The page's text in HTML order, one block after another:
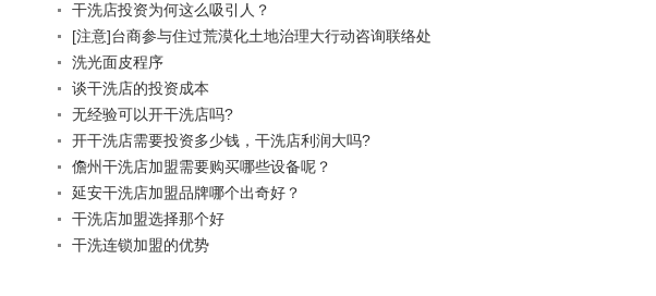
干洗店投资为何这么吸引人？
[注意]台商参与住过荒漠化土地治理大行动咨询联络处
洗光面皮程序
谈干洗店的投资成本
无经验可以开干洗店吗?
开干洗店需要投资多少钱，干洗店利润大吗?
儋州干洗店加盟需要购买哪些设备呢？
延安干洗店加盟品牌哪个出奇好？
干洗店加盟选择那个好
干洗连锁加盟的优势